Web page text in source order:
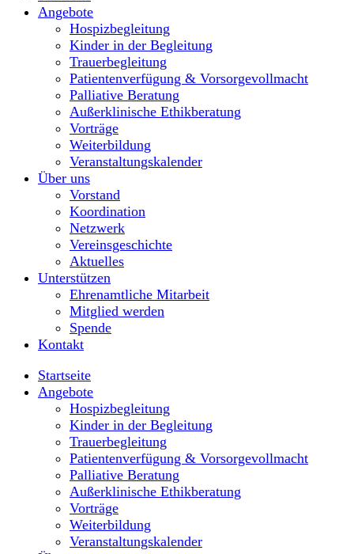
Angebote
Hospizbegleitung
Kinder in der Begleitung
Trauerbegleitung
Patientenverfügung & Vorsorgevollmacht
Palliative Beratung
Außerklinische Ethikberatung
Vorträge
Weiterbildung
Veranstaltungskalender
Über uns
Vorstand
Koordination
Netzwerk
Vereinsgeschichte
Aktuelles
Unterstützen
Ehrenamtliche Mitarbeit
Mitglied werden
Spende
Kontakt
Startseite
Angebote
Hospizbegleitung
Kinder in der Begleitung
Trauerbegleitung
Patientenverfügung & Vorsorgevollmacht
Palliative Beratung
Außerklinische Ethikberatung
Vorträge
Weiterbildung
Veranstaltungskalender